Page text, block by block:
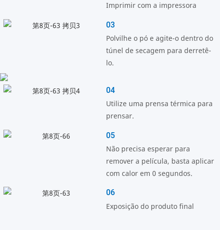
Imprimir com a impressora
03
Polvilhe o pó e agite-o dentro do
túnel de secagem para derretê-
lo.
04
Utilize uma prensa térmica para
prensar.
05
Não precisa esperar para
remover a película, basta aplicar
com calor em 0 segundos.
06
Exposição do produto final